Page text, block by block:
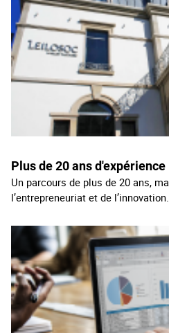
Plus de 20 ans d'expérience
Un parcours de plus de 20 ans,
l’entrepreneuriat et de l’innovation.